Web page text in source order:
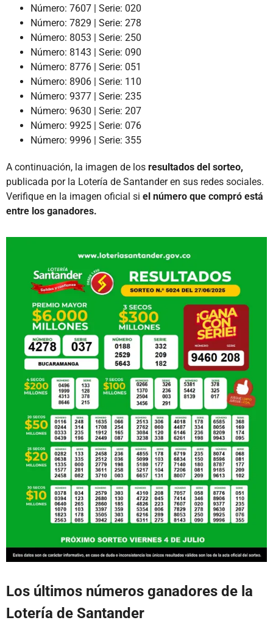
Número: 7607 | Serie: 020
Número: 7829 | Serie: 278
Número: 8053 | Serie: 250
Número: 8143 | Serie: 090
Número: 8776 | Serie: 051
Número: 8906 | Serie: 110
Número: 9377 | Serie: 235
Número: 9630 | Serie: 207
Número: 9925 | Serie: 076
Número: 9996 | Serie: 355
A continuación, la imagen de los resultados del sorteo,
publicada por la Lotería de Santander en sus redes sociales.
Verifique en la imagen oficial si el número que compró está
entre los ganadores.
Los últimos números ganadores de la
Lotería de Santander